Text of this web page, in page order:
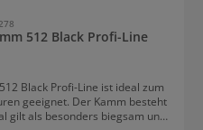
512 Black Profi-Line
Black Profi-Line ist ideal zum
geeignet. Der Kamm besteht
gilt als besonders biegsam und